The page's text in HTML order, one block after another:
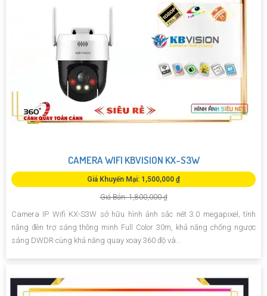
CAMERA WIFI KBVISION KX-S3W
Giá Khuyến Mại: 1,500,000 ₫
Giá Bán: 1,800,000 ₫
Camera IP Wifi KX-S3W sở hữu hình ảnh sắc nét 3.0 megapixel, tính
năng đèn trợ sáng thông minh Full Color 30m, khả năng chống ngược
sáng DWDR cùng khả năng quay xoay 360 độ và...